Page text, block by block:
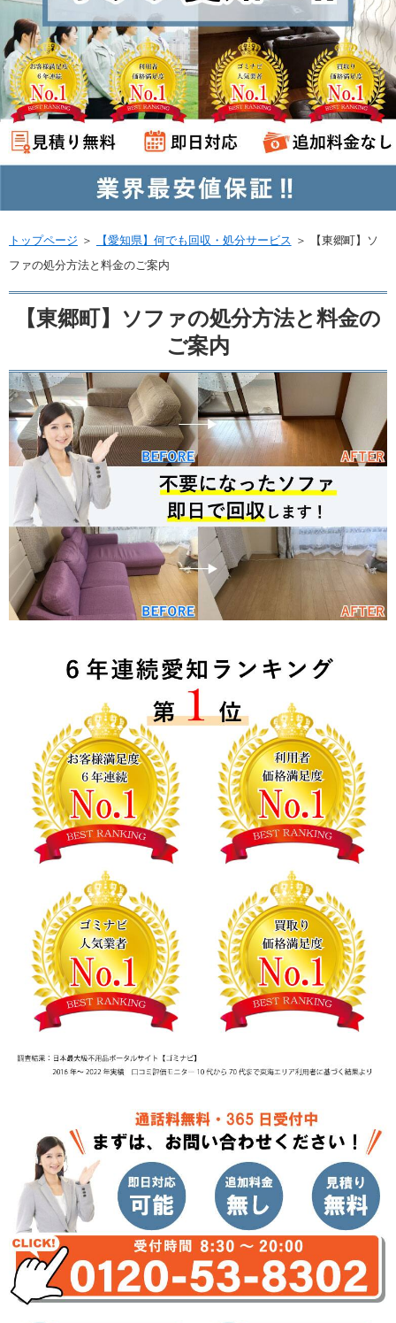
トップページ ＞ 【愛知県】何でも回収・処分サービス ＞
【東郷町】ソ
ファの処分方法と料金のご案内
【東郷町】ソファの処分方法と料金の
ご案内